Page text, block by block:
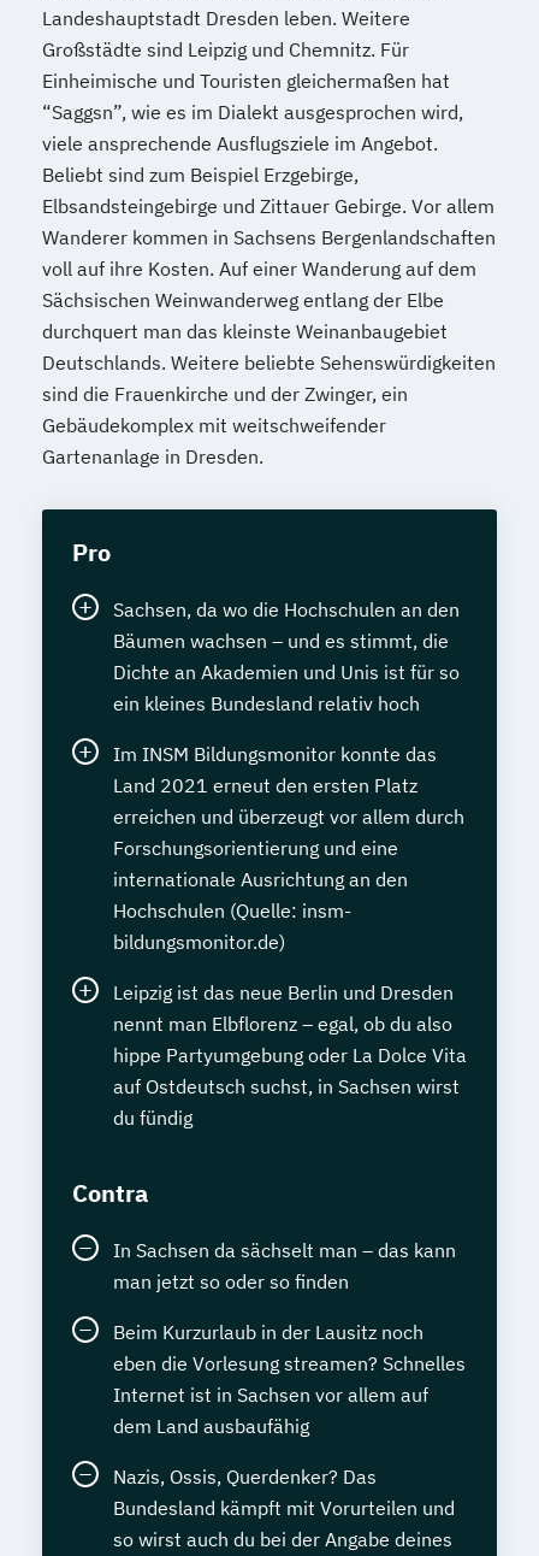
Landeshauptstadt Dresden leben. Weitere
Großstädte sind Leipzig und Chemnitz. Für
Einheimische und Touristen gleichermaßen hat
“Saggsn”, wie es im Dialekt ausgesprochen wird,
viele ansprechende Ausflugsziele im Angebot.
Beliebt sind zum Beispiel Erzgebirge,
Elbsandsteingebirge und Zittauer Gebirge. Vor allem
Wanderer kommen in Sachsens Bergenlandschaften
voll auf ihre Kosten. Auf einer Wanderung auf dem
Sächsischen Weinwanderweg entlang der Elbe
durchquert man das kleinste Weinanbaugebiet
Deutschlands. Weitere beliebte Sehenswürdigkeiten
sind die Frauenkirche und der Zwinger, ein
Gebäudekomplex mit weitschweifender
Gartenanlage in Dresden.
Pro
Sachsen, da wo die Hochschulen an den
Bäumen wachsen – und es stimmt, die
Dichte an Akademien und Unis ist für so
ein kleines Bundesland relativ hoch
Im INSM Bildungsmonitor konnte das
Land 2021 erneut den ersten Platz
erreichen und überzeugt vor allem durch
Forschungsorientierung und eine
internationale Ausrichtung an den
Hochschulen (Quelle: insm-
bildungsmonitor.de)
Leipzig ist das neue Berlin und Dresden
nennt man Elbflorenz – egal, ob du also
hippe Partyumgebung oder La Dolce Vita
auf Ostdeutsch suchst, in Sachsen wirst
du fündig
Contra
In Sachsen da sächselt man – das kann
man jetzt so oder so finden
Beim Kurzurlaub in der Lausitz noch
eben die Vorlesung streamen? Schnelles
Internet ist in Sachsen vor allem auf
dem Land ausbaufähig
Nazis, Ossis, Querdenker? Das
Bundesland kämpft mit Vorurteilen und
so wirst auch du bei der Angabe deines